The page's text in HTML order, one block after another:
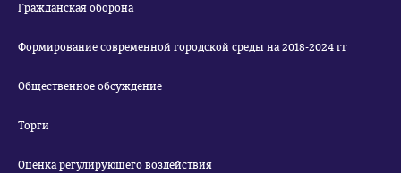
Гражданская оборона
Формирование современной городской среды на 2018-2024 гг
Общественное обсуждение
Торги
Оценка регулирующего воздействия